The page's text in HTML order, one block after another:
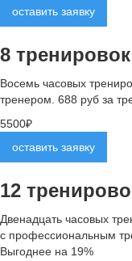
оставить заявку
8 тренировок
Восемь часовых
тренером. 688 руб за
5500₽
оставить заявку
12
Двенадцать часовых
с профессиональным
Выгоднее на 19%